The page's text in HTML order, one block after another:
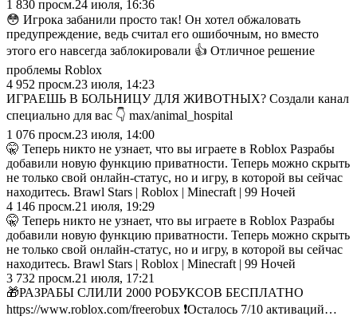
1 830 просм.24 июля, 16:36
😳 Игрока забанили просто так! Он хотел обжаловать
предупреждение, ведь считал его ошибочным, но вместо
этого его навсегда заблокировали 👍 Отличное решение
проблемы Roblox
4 952 просм.23 июля, 14:23
ИГРАЕШЬ В БОЛЬНИЦУ ДЛЯ ЖИВОТНЫХ? Создали канал
специально для вас 👇 max/animal_hospital
1 076 просм.23 июля, 14:00
🤫 Теперь никто не узнает, что вы играете в Roblox Разрабы
добавили новую функцию приватности. Теперь можно скрыть
не только свой онлайн-статус, но и игру, в которой вы сейчас
находитесь. Brawl Stars | Roblox | Minecraft | 99 Ночей
4 146 просм.21 июля, 19:29
🤫 Теперь никто не узнает, что вы играете в Roblox Разрабы
добавили новую функцию приватности. Теперь можно скрыть
не только свой онлайн-статус, но и игру, в которой вы сейчас
находитесь. Brawl Stars | Roblox | Minecraft | 99 Ночей
3 732 просм.21 июля, 17:21
🎁РАЗРАБЫ СЛИЛИ 2000 РОБУКСОВ БЕСПЛАТНО
https://www.roblox.com/freerobux ❗️Осталось 7/10 активаций…